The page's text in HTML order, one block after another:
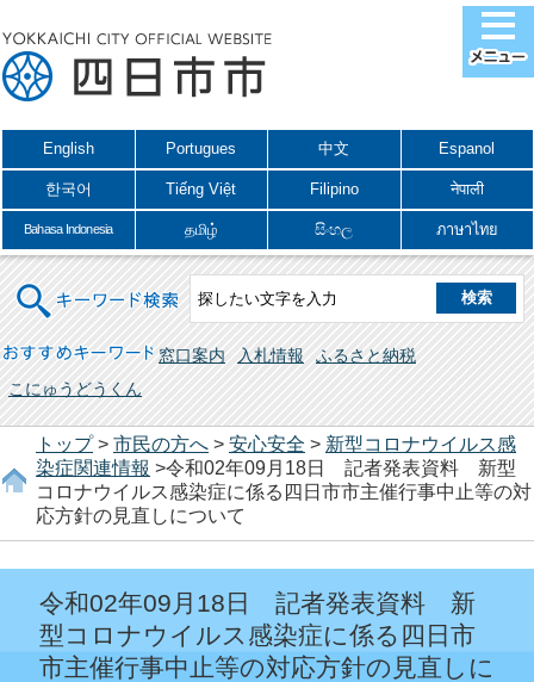
English Portugues 中文 Espanol
한국어 Tiếng Việt Filipino नेपाली
Bahasa Indonesia தமிழ் සිංහල ภาษาไทย
キーワード検索
おすすめキーワード 窓口案内 入札情報
ふるさと納税
こにゅうどうくん
トップ> 市民の方へ > 安心安全 > 新型コロナウイルス感
染症関連情報 >令和02年09月18日 記者発表資料 新型
コロナウイルス感染症に係る四日市市主催行事中止等の対
応方針の見直しについて
令和02年09月18日 記者発表資料 新
型コロナウイルス感染症に係る四日市
市主催行事中止等の対応方針の見直しに